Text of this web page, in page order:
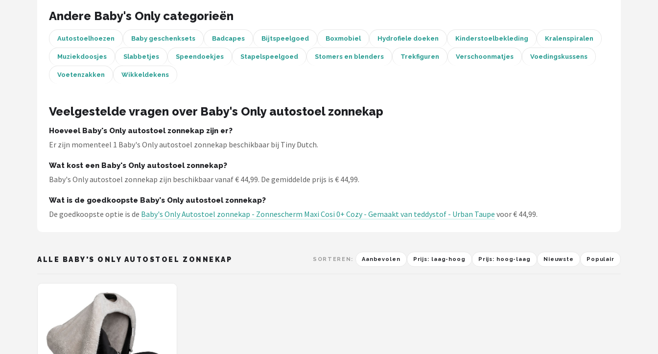
Chouette-Chouette
Happy Horse
Soft Touch
Stokke
Alle merken →
Andere Baby's Only categorieën
Autostoelhoezen Baby geschenksets Badcapes Bijtspeelgoed Boxmobiel Hydrofiele doeken Kinderstoelbekleding Kralenspiralen
Muziekdoosjes Slabbetjes Speendoekjes Stapelspeelgoed Stomers en blenders Trekfiguren Verschoonmatjes Voedingskussens
Voetenzakken Wikkeldekens
Veelgestelde vragen over Baby's Only autostoel zonnekap
Hoeveel Baby's Only autostoel zonnekap zijn er?
Er zijn momenteel 1 Baby's Only autostoel zonnekap beschikbaar bij Tiny Dutch.
Wat kost een Baby's Only autostoel zonnekap?
Baby's Only autostoel zonnekap zijn beschikbaar vanaf € 44,99. De gemiddelde prijs is € 44,99.
Wat is de goedkoopste Baby's Only autostoel zonnekap?
De goedkoopste optie is de Baby's Only Autostoel zonnekap - Zonnescherm Maxi Cosi 0+ Cozy - Gemaakt van teddystof - Urban Taupe voor € 44,99.
ALLE BABY'S ONLY AUTOSTOEL ZONNEKAP SORTEREN: Aanbevolen Prijs: laag-hoog Prijs: hoog-laag Nieuwste Populair